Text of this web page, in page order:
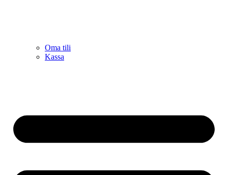
Oma tili
Kassa